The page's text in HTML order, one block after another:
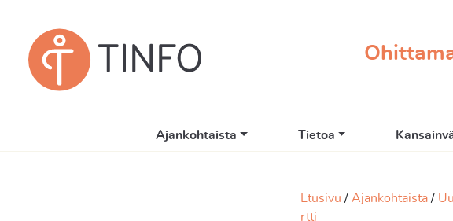
Ajankohtaista Tietoa
Etusivu Ajankohtaista
rtti